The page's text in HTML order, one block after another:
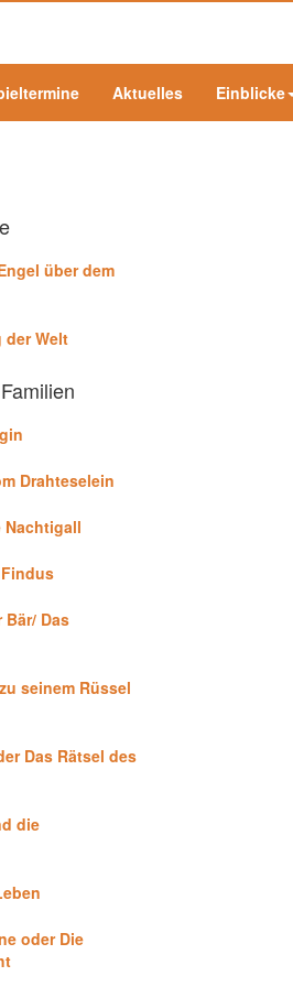
Aktuelles Einblicke
über dem
der Welt
Drahteselein
Nachtigall
Bär/ Das
seinem Rüssel
Das Rätsel des
die
oder Die